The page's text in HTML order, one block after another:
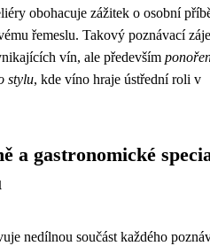
obohacuje zážitek o osobní
řemeslu. Takový poznávací
vín, ale především
stylu, kde víno hraje ústřední roli v
a gastronomické
nedílnou součást každého